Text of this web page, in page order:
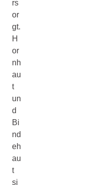
rs
or
gt.
H
or
nh
au
t
un
d
Bi
nd
eh
au
t
si